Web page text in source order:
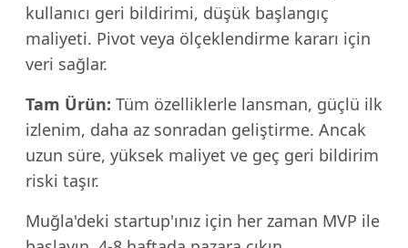
kullanıcı geri bildirimi, düşük başlangıç
maliyeti. Pivot veya ölçeklendirme kararı için
veri sağlar.
Tam Ürün: Tüm özelliklerle lansman, güçlü ilk
izlenim, daha az sonradan geliştirme. Ancak
uzun süre, yüksek maliyet ve geç geri bildirim
riski taşır.
Muğla'deki startup'ınız için her zaman MVP ile